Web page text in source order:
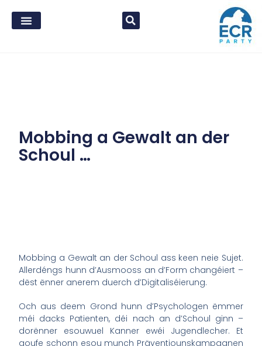
Mobbing a Gewalt an der
Schoul …
Mobbing a Gewalt an der Schoul ass keen neie Sujet.
Allerdéngs hunn d’Ausmooss an d’Form changéiert –
dëst ënner anerem duerch d’Digitaliséierung.
Och aus deem Grond hunn d’Psychologen ëmmer
méi dacks Patienten, déi nach an d’Schoul ginn –
dorënner esouwuel Kanner ewéi Jugendlecher. Et
goufe schonn esou munch Präventiounskampagnen